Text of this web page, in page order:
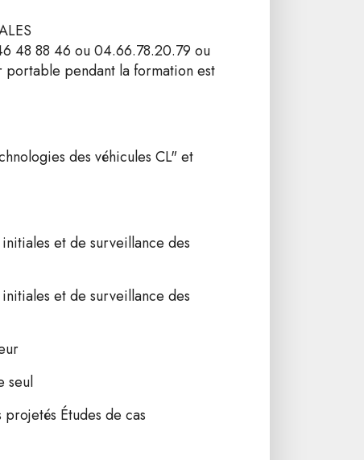
48 88 46 ou 04.66.78.20.79 ou
pendant la formation est
des véhicules CL" et
et de surveillance des
et de surveillance des
seul
Études de cas